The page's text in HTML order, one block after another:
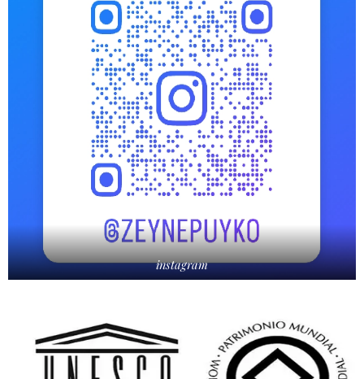
instagram